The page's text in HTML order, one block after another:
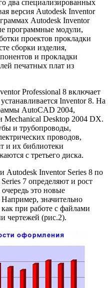
два специализированных
версия Autodesk Inventor
Autodesk Inventor
программные модули,
проектов прокладки
сборки изделия,
и прокладки
печатных плат из
Professional 8 включает
Inventor 8. На
AutoCAD 2004,
Desktop 2004 DX.
и трубопроводы,
проводов,
и их библиотеки
с третьего диска.
Autodesk Inventor Series 8 по
7 определяют и рост
это новые
значительно
при работе с файлами
чертежей (рис.2).